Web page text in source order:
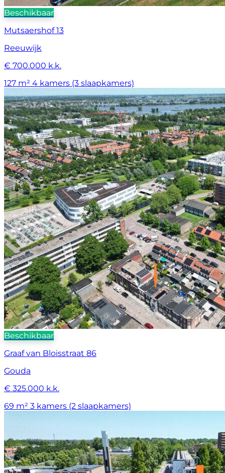
Beschikbaar
Mutsaershof 13
Reeuwijk
€ 700.000 k.k.
127 m² 4 kamers (3 slaapkamers)
Beschikbaar
Graaf van Bloisstraat 86
Gouda
€ 325.000 k.k.
69 m² 3 kamers (2 slaapkamers)